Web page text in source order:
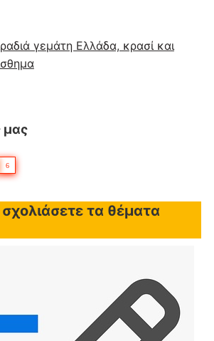
γεμάτη Ελλάδα, κρασί και
μας
6
τα θέματα